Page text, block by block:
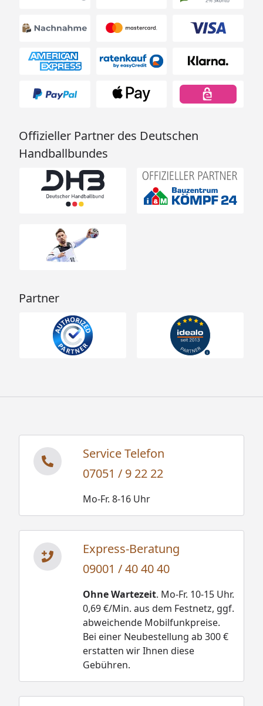
Offizieller Partner des Deutschen
Handballbundes
Partner
Service Telefon
07051 / 9 22 22
Mo-Fr. 8-16 Uhr
Express-Beratung
09001 / 40 40 40
Ohne Wartezeit. Mo-Fr. 10-15 Uhr.
0,69 €/Min. aus dem Festnetz, ggf.
abweichende Mobilfunkpreise.
Bei einer Neubestellung ab 300 €
erstatten wir Ihnen diese
Gebühren.